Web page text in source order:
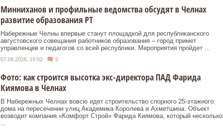
Минниханов и профильные ведомства обсудят в Челнах
развитие образования РТ
Набережные Челны впервые станут площадкой для республиканского
августовского совещания работников образования – город примет
управленцев и педагогов со всей республики. Мероприятия пройдет ...
07.08.2026, 15:02 5
Фото: как строится высотка экс-директора ПАД Фарида
Киямова в Челнах
В Набережных Челнах вовсю идет строительство спорного 25‑этажного
дома на пересечении улиц Академика Королева и Ахметшина. Объект
возводит компания «Комфорт Строй» Фарида Киямова, который несколько
...